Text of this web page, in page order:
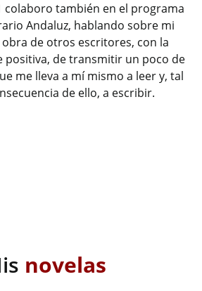
colaboro también en el programa
Andaluz, hablando sobre mi
de otros escritores, con la
positiva, de transmitir un poco de
me lleva a mí mismo a leer y, tal
de ello, a escribir.
novelas